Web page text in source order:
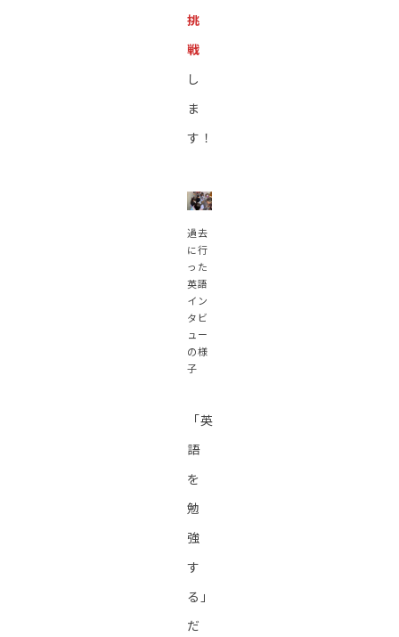
挑
戦
し
ま
す！
過去
に行
った
英語
イン
タビ
ュー
の様
子
「英
語
を
勉
強
す
る」
だ